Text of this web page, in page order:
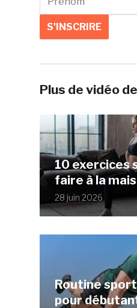
Plus de vidéo
10 exercices
faire à la
28 juin 2026
Routine
pour